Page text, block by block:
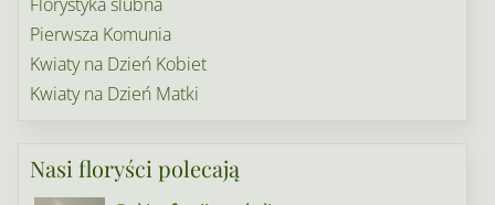
Pierwsza Komunia
Kwiaty na Dzień Kobiet
Kwiaty na Dzień Matki
Nasi floryści polecają